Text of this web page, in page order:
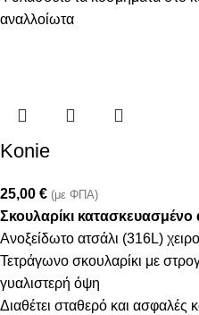
αναλλοίωτα
Konie
25,00 € (με ΦΠΑ)
Σκουλαρίκι
Ανοξείδωτο ατσάλι (316L)
Τετράγωνο σκουλαρίκι με
γυαλιστερή όψη
Διαθέτει σταθερό και